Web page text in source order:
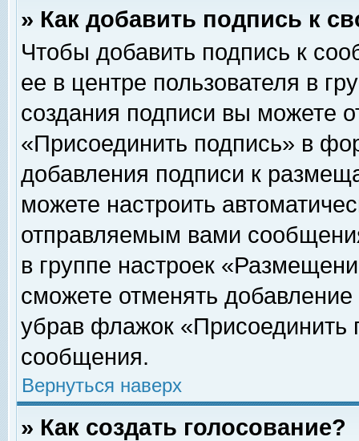
» Как добавить подпись к
Чтобы добавить подпись к
ее в центре пользователя в
создания подписи вы можете
«Присоединить подпись» в
добавления подписи к
можете настроить
отправляемым вами
в группе настроек
сможете отменять
убрав флажок «Присоединить
сообщения.
Вернуться наверх
» Как создать голосование?